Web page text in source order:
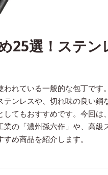
25選！ステ
われている一般的な包丁で
テンレスや、切れ味の良い
てもおすすめです。今回
の「濃州孫六作」や、高
め商品を紹介します。